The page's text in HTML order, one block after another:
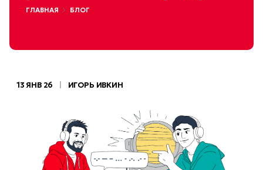
ГЛАВНАЯ БЛОГ
13 ЯНВ 26 ИГОРЬ ИВКИН